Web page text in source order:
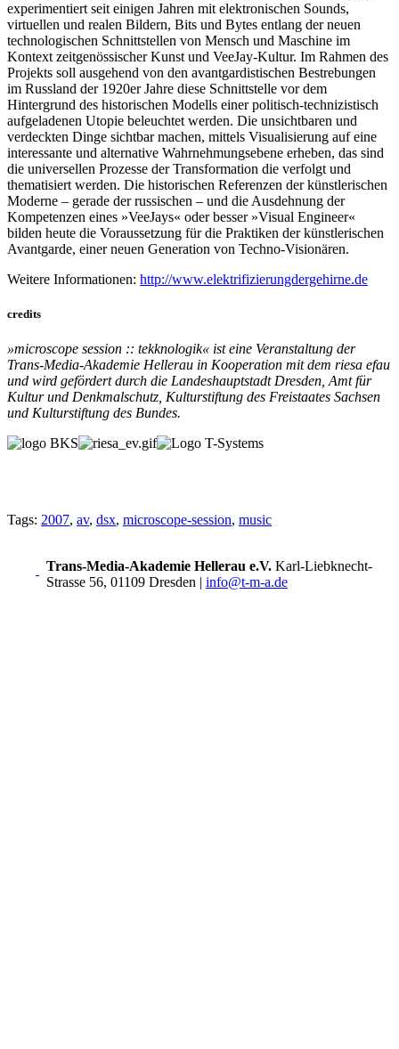
experimentiert seit einigen Jahren mit elektronischen Sounds,
virtuellen und realen Bildern, Bits und Bytes entlang der neuen
technologischen Schnittstellen von Mensch und Maschine im
Kontext zeitgenössischer Kunst und VeeJay-Kultur. Im Rahmen des
Projekts soll ausgehend von den avantgardistischen Bestrebungen
im Russland der 1920er Jahre diese Schnittstelle vor dem
Hintergrund des historischen Modells einer politisch-technizistisch
aufgeladenen Utopie beleuchtet werden. Die unsichtbaren und
verdeckten Dinge sichtbar machen, mittels Visualisierung auf eine
interessante und alternative Wahrnehmungsebene erheben, das sind
die universellen Prozesse der Transformation die verfolgt und
thematisiert werden. Die historischen Referenzen der künstlerischen
Moderne – gerade der russischen – und die Ausdehnung der
Kompetenzen eines »VeeJays« oder besser »Visual Engineer«
bilden heute die Voraussetzung für die Praktiken der künstlerischen
Avantgarde, einer neuen Generation von Techno-Visionären.
Weitere Informationen: http://www.elektrifizierungdergehirne.de
credits
»microscope session :: tekknologik« ist eine Veranstaltung der
Trans-Media-Akademie Hellerau in Kooperation mit dem riesa efau
und wird gefördert durch die Landeshauptstadt Dresden, Amt für
Kultur und Denkmalschutz, Kulturstiftung des Freistaates Sachsen
und Kulturstiftung des Bundes.
Tags: 2007, av, dsx, microscope-session, music
Trans-Media-Akademie Hellerau e.V. Karl-Liebknecht-
Strasse 56, 01109 Dresden | info@t-m-a.de